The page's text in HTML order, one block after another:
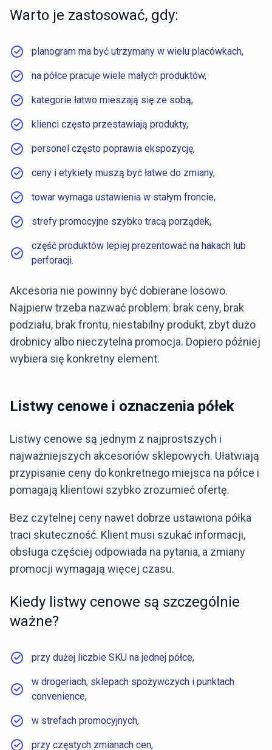
Warto je zastosować, gdy:
planogram ma być utrzymany w wielu placówkach,
na półce pracuje wiele małych produktów,
kategorie łatwo mieszają się ze sobą,
klienci często przestawiają produkty,
personel często poprawia ekspozycję,
ceny i etykiety muszą być łatwe do zmiany,
towar wymaga ustawienia w stałym froncie,
strefy promocyjne szybko tracą porządek,
część produktów lepiej prezentować na hakach lub
perforacji.
Akcesoria nie powinny być dobierane losowo.
Najpierw trzeba nazwać problem: brak ceny, brak
podziału, brak frontu, niestabilny produkt, zbyt dużo
drobnicy albo nieczytelna promocja. Dopiero później
wybiera się konkretny element.
Listwy cenowe i oznaczenia półek
Listwy cenowe są jednym z najprostszych i
najważniejszych akcesoriów sklepowych. Ułatwiają
przypisanie ceny do konkretnego miejsca na półce i
pomagają klientowi szybko zrozumieć ofertę.
Bez czytelnej ceny nawet dobrze ustawiona półka
traci skuteczność. Klient musi szukać informacji,
obsługa częściej odpowiada na pytania, a zmiany
promocji wymagają więcej czasu.
Kiedy listwy cenowe są szczególnie
ważne?
przy dużej liczbie SKU na jednej półce,
w drogeriach, sklepach spożywczych i punktach
convenience,
w strefach promocyjnych,
przy częstych zmianach cen,